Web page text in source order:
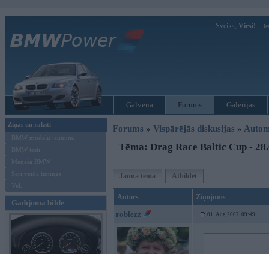
Sveiks, Viesi!
Galvenā Forums Galerijas
Ziņas un raksti
BMW modeļu jaunumi
BMW testi
Mēneša BMW
Sērijveida tūnings
Vel...
Gadījuma bilde
Forums » Vispārējās diskusijas »
Tēma: Drag Race Baltic Cup -
Jauna tēma Atbildēt
Autors Ziņojums
roblezz 01. Aug 2007, 09:49